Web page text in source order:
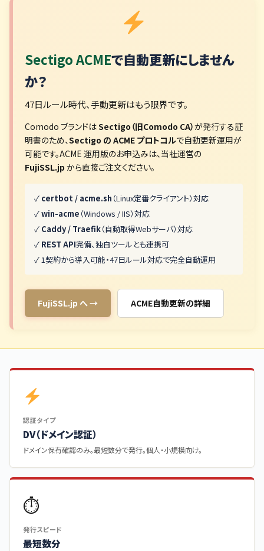
Sectigo ACMEで自動更新にしません
か？
47日ルール時代、手動更新はもう限界です。
Comodo ブランドはSectigo（旧Comodo CA）が発行する証
明書のため、Sectigo の ACME プロトコルで自動更新運用が
可能です。ACME 運用版のお申込みは、当社運営の
FujiSSL.jp から直接ご注文ください。
✓ certbot / acme.sh （Linux定番クライアント）対応
✓win-acme （Windows / IIS）対応
✓ Caddy / Traefik（自動取得Webサーバ）対応
✓ REST API完備、独自ツールとも連携可
✓ 1契約から導入可能・47日ルール対応で完全自動運用
FujiSSL.jp へ → ACME自動更新の詳細
認証タイプ
DV（ドメイン認証）
ドメイン保有確認のみ。最短数分で発行。個人・小規模向け。
⏱
発行スピード
最短数分